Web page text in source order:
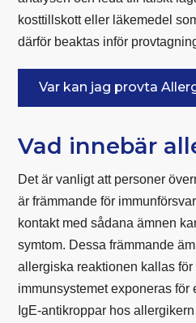
kosttillskott eller läkemedel
därför beaktas inför
Var kan jag provta
Vad innebär
Det är vanligt att personer
är främmande för
kontakt med sådana ämnen
symtom. Dessa främmande
allergiska reaktionen kallas
immunsystemet exponeras för
IgE-antikroppar hos